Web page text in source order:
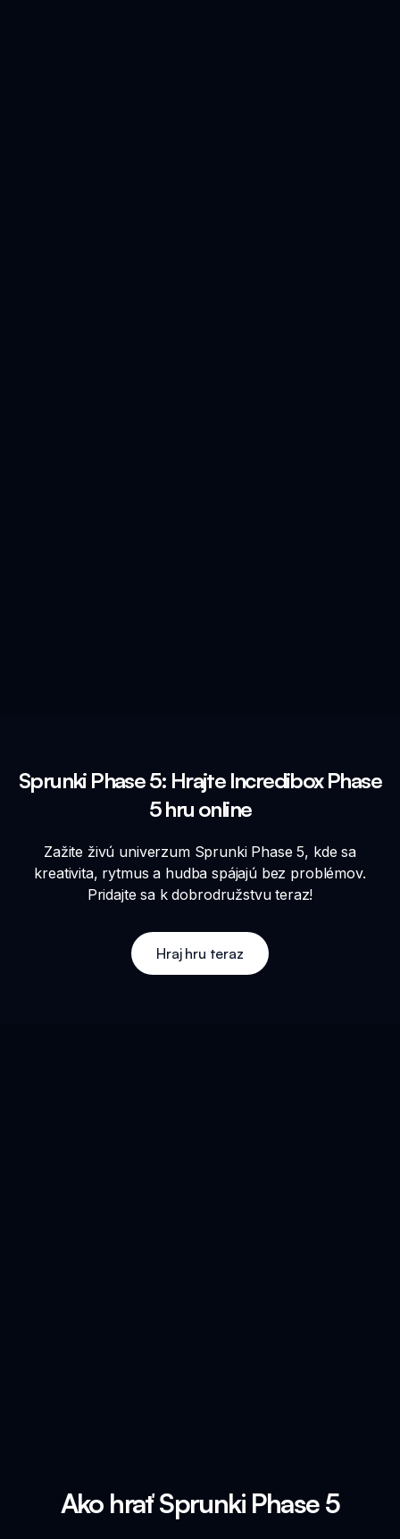
Sprunki Phase 5: Hrajte Incredibox Phase
5 hru online
Zažite živú univerzum Sprunki Phase 5, kde sa
kreativita, rytmus a hudba spájajú bez problémov.
Pridajte sa k dobrodružstvu teraz!
Hraj hru teraz
Ako hrať Sprunki Phase 5